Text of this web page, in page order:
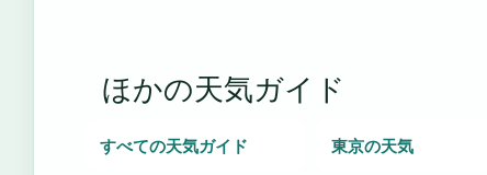
ほかの天気ガイド
すべての天気ガイド 東京の天気